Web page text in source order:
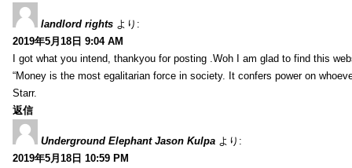
landlord rights より:
2019年5月18日 9:04 AM
I got what you intend, thankyou for posting .Woh I am glad to find this
“Money is the most egalitarian force in society. It confers power on
Starr.
返信
Underground Elephant Jason Kulpa より:
2019年5月18日 10:59 PM